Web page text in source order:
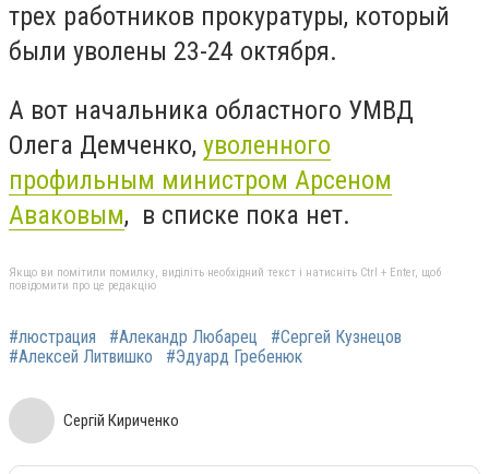
трех работников прокуратуры, который
были уволены 23-24 октября.
А вот начальника областного УМВД
Олега Демченко, уволенного
профильным министром Арсеном
Аваковым, в списке пока нет.
Якщо ви помітили помилку, виділіть необхідний текст і натисніть Ctrl + Enter, щоб
повідомити про це редакцію
#люстрация #Алекандр Любарец
#Сергей Кузнецов
#Алексей Литвишко
#Эдуард Гребенюк
Сергій Кириченко